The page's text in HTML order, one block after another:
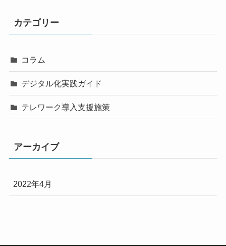
カテゴリー
コラム
デジタル化実践ガイド
テレワーク導入支援施策
アーカイブ
2022年4月